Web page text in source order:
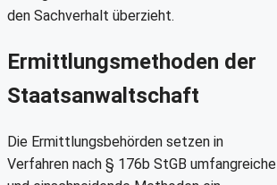
den Sachverhalt überzieht.
Ermittlungsmethoden der
Staatsanwaltschaft
Die Ermittlungsbehörden setzen in
Verfahren nach § 176b StGB umfangreiche